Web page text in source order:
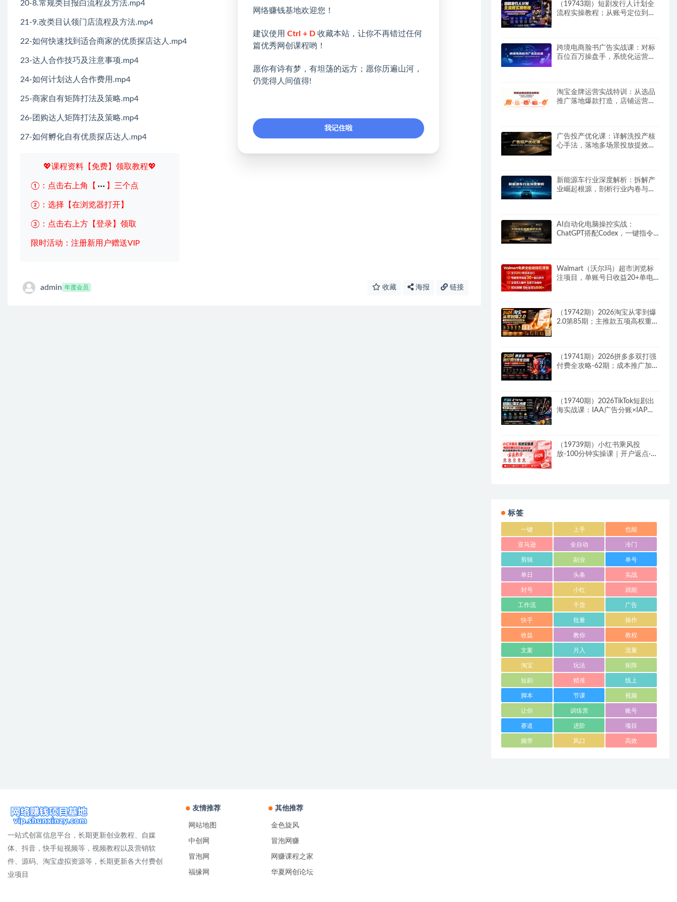
20-8.常规类目报白流程及方法.mp4
21-9.改类目认领门店流程及方法.mp4
22-如何快速找到适合商家的优质探店达人.mp4
23-达人合作技巧及注意事项.mp4
24-如何计划达人合作费用.mp4
25-商家自有矩阵打法及策略.mp4
26-团购达人矩阵打法及策略.mp4
27-如何孵化自有优质探店达人.mp4
💖课程资料【免费】领取教程💖
①：点击右上角【 】三个点
②：选择【在浏览器打开】
③：点击右上方【登录】领取
限时活动：注册新用户赠送VIP
admin 年度会员 收藏 海报 链接
（19743期）短剧发行人计划全
流程实操教程；从账号定位到选
跨境电商脸书广告实战课：对标
百位百万操盘手，系统化运营告
淘宝金牌运营实战特训：从选品
推广落地爆款打造，店铺运营全
广告投产优化课：详解洗投产核
心手法，落地多场景投放提效增
新能源车行业深度解析：拆解产
业崛起根源，剖析行业内卷与海
AI自动化电脑操控实战：
ChatGPT搭配Codex，一键指令
Walmart（沃尔玛）超市浏览标
注项目，单账号日收益20+单电
（19742期）2026淘宝从零到爆
2.0第85期；主推款五项高权重初
（19741期）2026拼多多双打强
付费全攻略-62期；成本推广加托
（19740期）2026TikTok短剧出
海实战课：IAA广告分账×IAP付
（19739期）小红书乘风投
放-100分钟实操课｜开户返点·标
标签
一键 上手 也能
亚马逊 全自动 冷门
剪辑 副业 单号
单日 头条 实战
封号 小红 就能
工作流 干货 广告
快手 批量 操作
收益 教你 教程
文案 月入 流量
淘宝 玩法 矩阵
短剧 精准 线上
脚本 节课 视频
让你 训练营 账号
赛道 进阶 项目
频带 风口 高效
一站式创富信息平台，长期更新创业教程、自媒
体、抖音，快手短视频等，视频教程以及营销软
件、源码、淘宝虚拟资源等，长期更新各大付费创
业项目
友情推荐
网站地图
中创网
冒泡网
福缘网
其他推荐
金色旋风
冒泡网赚
网赚课程之家
华夏网创论坛
网络赚钱基地欢迎您！
建议使用 Ctrl + D 收藏本站，让你不再错过任何
篇优秀网创课程哟！
愿你有诗有梦，有坦荡的远方；愿你历遍山河，
仍觉得人间值得!
我记住啦